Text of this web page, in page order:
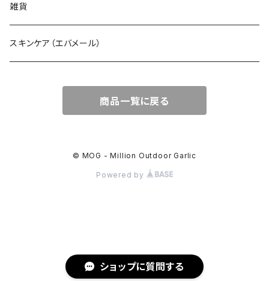
ショップに質問する
雑貨
スキンケア（エバメール）
商品一覧に戻る
© MOG - Million Outdoor Garlic
Powered by